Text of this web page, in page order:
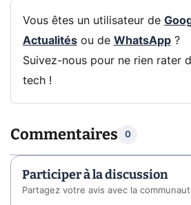
Vous êtes un utilisateur de
Actualitésou de WhatsApp?
Suivez-nous pour ne rien rater
tech !
Commentaires 0
Participer à la discussion
Partagez votre avis avec la